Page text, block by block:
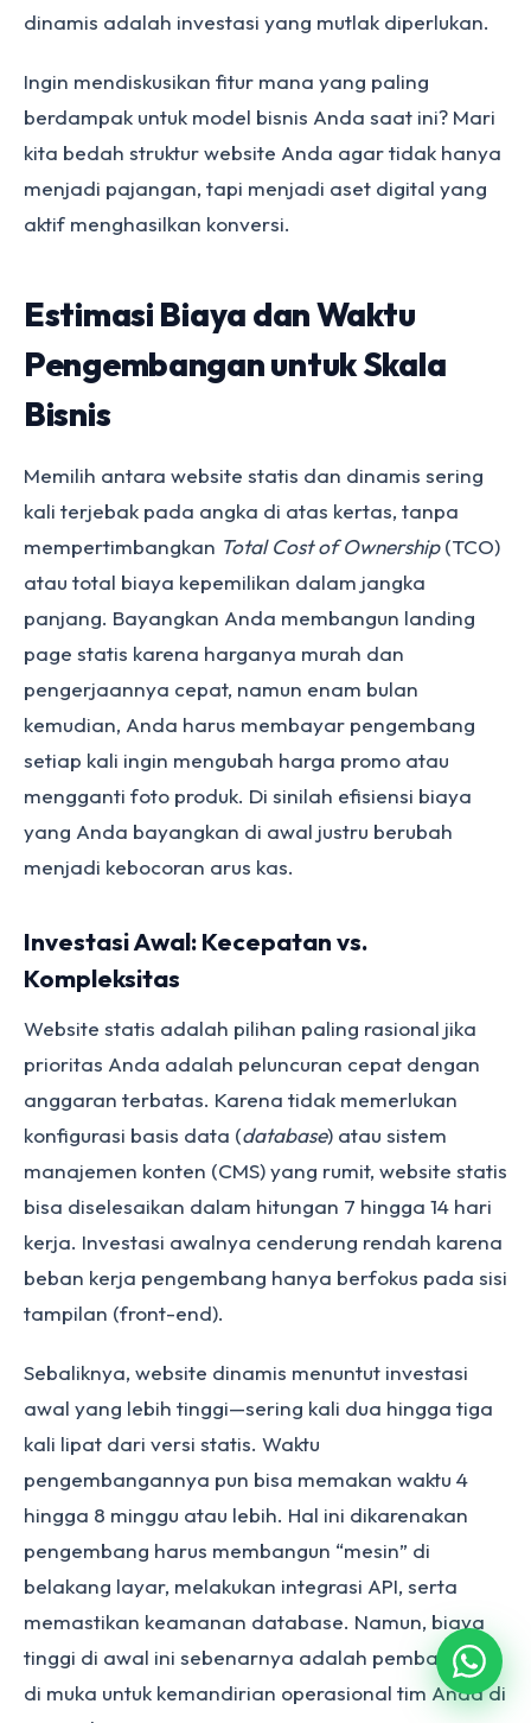
dinamis adalah investasi yang mutlak diperlukan.
Ingin mendiskusikan fitur mana yang paling
berdampak untuk model bisnis Anda saat ini? Mari
kita bedah struktur website Anda agar tidak hanya
menjadi pajangan, tapi menjadi aset digital yang
aktif menghasilkan konversi.
Estimasi Biaya dan Waktu
Pengembangan untuk Skala
Bisnis
Memilih antara website statis dan dinamis sering
kali terjebak pada angka di atas kertas, tanpa
mempertimbangkan Total Cost of Ownership(TCO)
atau total biaya kepemilikan dalam jangka
panjang. Bayangkan Anda membangun landing
page statis karena harganya murah dan
pengerjaannya cepat, namun enam bulan
kemudian, Anda harus membayar pengembang
setiap kali ingin mengubah harga promo atau
mengganti foto produk. Di sinilah efisiensi biaya
yang Anda bayangkan di awal justru berubah
menjadi kebocoran arus kas.
Investasi Awal: Kecepatan vs.
Kompleksitas
Website statis adalah pilihan paling rasional jika
prioritas Anda adalah peluncuran cepat dengan
anggaran terbatas. Karena tidak memerlukan
konfigurasi basis data (database) atau sistem
manajemen konten (CMS) yang rumit, website statis
bisa diselesaikan dalam hitungan 7 hingga 14 hari
kerja. Investasi awalnya cenderung rendah karena
beban kerja pengembang hanya berfokus pada sisi
tampilan (front-end).
Sebaliknya, website dinamis menuntut investasi
awal yang lebih tinggi—sering kali dua hingga tiga
kali lipat dari versi statis. Waktu
pengembangannya pun bisa memakan waktu 4
hingga 8 minggu atau lebih. Hal ini dikarenakan
pengembang harus membangun “mesin” di
belakang layar, melakukan integrasi API, serta
memastikan keamanan database. Namun, biaya
tinggi di awal ini sebenarnya adalah pembayaran
di muka untuk kemandirian operasional tim Anda di